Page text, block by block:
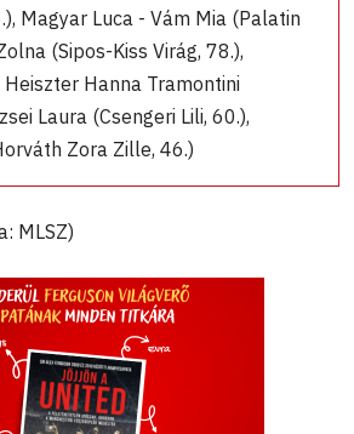
Magyar Luca - Vám Mia (Palatin
(Sipos-Kiss Virág, 78.),
Hanna Tramontini
Laura (Csengeri Lili, 60.),
Zora Zille, 46.)
MLSZ)